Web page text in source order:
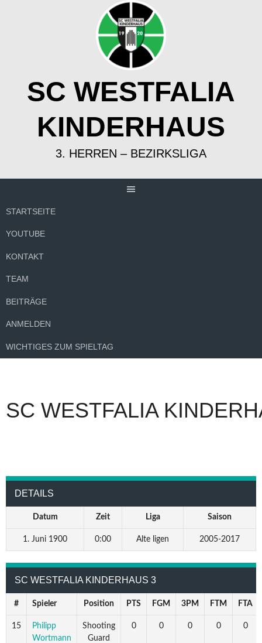
SC WESTFALIA
KINDERHAUS
3. HERREN – BEZIRKSLIGA
STARTSEITE
YOUTUBE
KONTAKT
TEAM
BEITRÄGE
ANMELDEN
WICHTIGES ZUM SPIELTAG
SC WESTFALIA
DETAILS
Datum Zeit Liga Saison
1. Juni 1900 0:00 Alte ligen 2005-2017
SC WESTFALIA KINDERHAUS 3
# Spieler Position PTS FGM 3PM FTM FTA
15
Philipp
Wortmann
Shooting
Guard
0 0 0 0 0